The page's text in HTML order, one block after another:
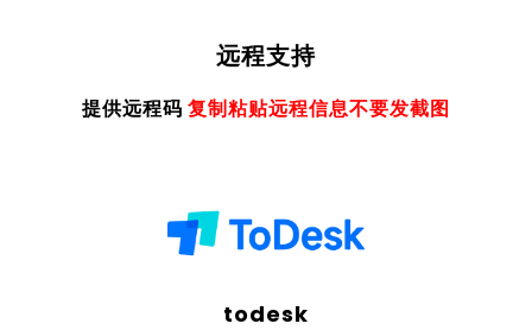
远程支持
提供远程码 复制粘贴远程信息不要发截图
todesk